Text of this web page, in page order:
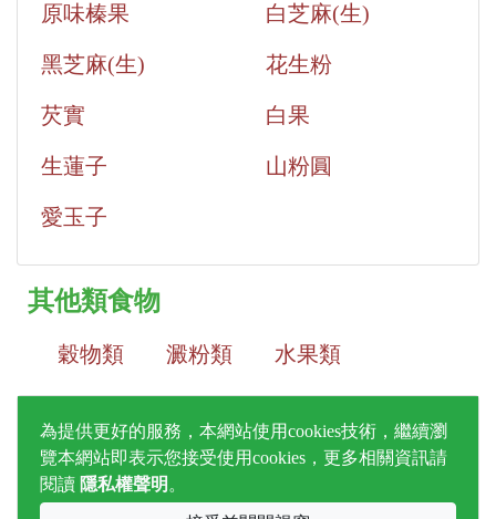
原味榛果 白芝麻(生)
黑芝麻(生) 花生粉
芡實 白果
生蓮子 山粉圓
愛玉子
其他類食物
穀物類 澱粉類 水果類
肉類 魚貝類 蛋類 乳品類
為提供更好的服務，本網站使用cookies技術，繼續瀏
覽本網站即表示您接受使用cookies，更多相關資訊請
閱讀 隱私權聲明 。